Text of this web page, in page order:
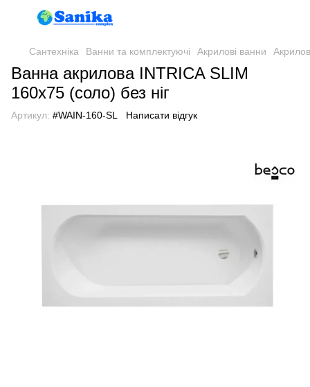
Сантехніка Ванни та комплектуючі Акрилові ванни
Ванна акрилова INTRICA SLIM
160х75 (соло) без ніг
Артикул: #WAIN-160-SL Написати відгук